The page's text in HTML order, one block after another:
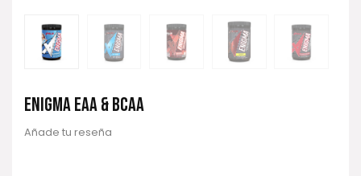
ENIGMA EAA & BCAA
Añade tu reseña